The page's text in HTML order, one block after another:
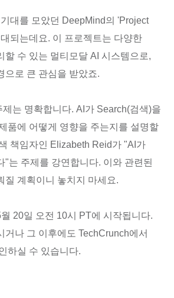
대를 모았던 DeepMind의 'Project
되는데요. 이 프로젝트는 다양한
할 수 있는 멀티모달 AI 시스템으로,
으로 큰 관심을 받았죠.
는 명확합니다. AI가 Search(검색)을
품에 어떻게 영향을 주는지를 설명할
책임자인 Elizabeth Reid가 "AI가
"는 주제를 강연합니다. 이와 관련된
질 계획이니 놓치지 마세요.
20일 오전 10시 PT에 시작됩니다.
거나 그 이후에도 TechCrunch에서
하실 수 있습니다.